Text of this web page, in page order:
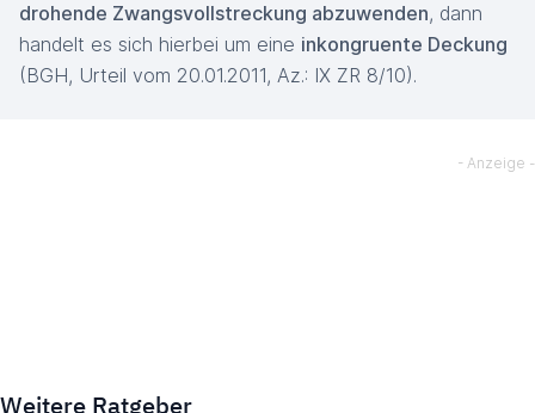
drohende Zwangsvollstreckung abzuwenden, dann
handelt es sich hierbei um eine inkongruente Deckung
(BGH, Urteil vom 20.01.2011, Az.: IX ZR 8/10).
Weitere Ratgeber